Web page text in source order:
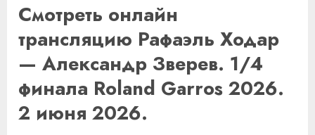
Смотреть онлайн
трансляцию Рафаэль Ходар
— Александр Зверев. 1/4
финала Roland Garros 2026.
2 июня 2026.